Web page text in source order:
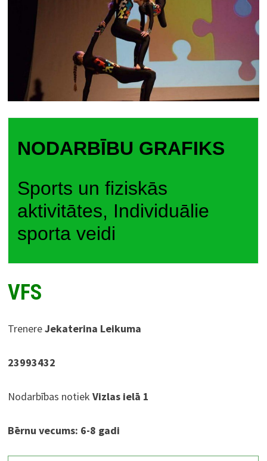
NODARBĪBU GRAFIKS
Sports un fiziskās
aktivitātes, Individuālie
sporta veidi
VFS
TrenereJekaterina Leikuma
23993432
Nodarbības notiekVizlas ielā 1
Bērnu vecums: 6-8 gadi